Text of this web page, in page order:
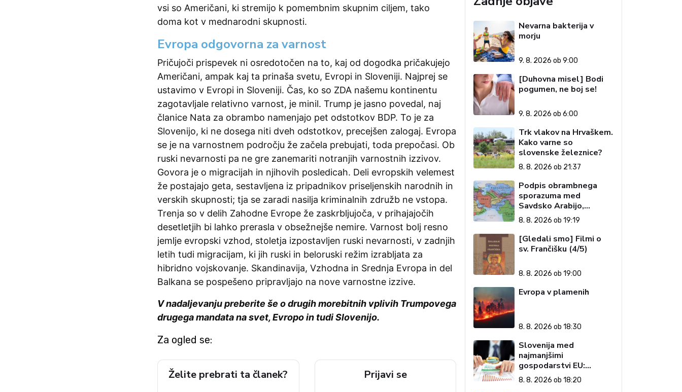
vsi so Američani, ki stremijo k pomembnim skupnim ciljem, tako
doma kot v mednarodni skupnosti.
Evropa odgovorna za varnost
Pričujoči prispevek ni osredotočen na to, kaj od dogodka pričakujejo
Američani, ampak kaj ta prinaša svetu, Evropi in Sloveniji. Najprej se
ustavimo v Evropi in Sloveniji. Čas, ko so ZDA našemu kontinentu
zagotavljale relativno varnost, je minil. Trump je jasno povedal, naj
članice Nata za obrambo namenjajo pet odstotkov BDP. To je za
Slovenijo, ki ne dosega niti dveh odstotkov, precejšen zalogaj. Evropa
se je na varnostnem področju že začela prebujati, toda prepočasi. Ob
ruski nevarnosti pa ne gre zanemariti notranjih varnostnih izzivov.
Govora je o migracijah in njihovih posledicah. Deli evropskih velemest
že postajajo geta, sestavljena iz pripadnikov priseljenskih narodnih in
verskih skupnosti; tja se zaradi nasilja kriminalnih združb ne vstopa.
Trenja so v delih Zahodne Evrope že zaskrbljujoča, v prihajajočih
desetletjih bi lahko prerasla v obsežnejše nemire. Varnost bolj resno
jemlje evropski vzhod, stoletja izpostavljen ruski nevarnosti, v zadnjih
letih tudi migracijam, ki jih ruski in beloruski režim izrabljata za
hibridno vojskovanje. Skandinavija, Vzhodna in Srednja Evropa in del
Balkana se pospešeno pripravljajo na nove varnostne izzive.
V nadaljevanju preberite še o drugih morebitnih vplivih Trumpovega
drugega mandata na svet, Evropo in tudi Slovenijo.
Za ogled se:
Želite prebrati ta članek? Prijavi se
Nevarna bakterija v
morju
9. 8. 2026 ob 9:00
[Duhovna misel] Bodi
pogumen, ne boj se!
9. 8. 2026 ob 6:00
Trk vlakov na Hrvaškem.
Kako varne so
slovenske železnice?
8. 8. 2026 ob 21:37
Podpis obrambnega
sporazuma med
Savdsko Arabijo,
Pakistanom in Turčijo
8. 8. 2026 ob 19:19
[Gledali smo] Filmi o
sv. Frančišku (4/5)
8. 8. 2026 ob 19:00
Evropa v plamenih
8. 8. 2026 ob 18:30
Slovenija med
najmanjšimi
gospodarstvi EU:
Golobova vlada pustila
visoke račune državi
8. 8. 2026 ob 18:20